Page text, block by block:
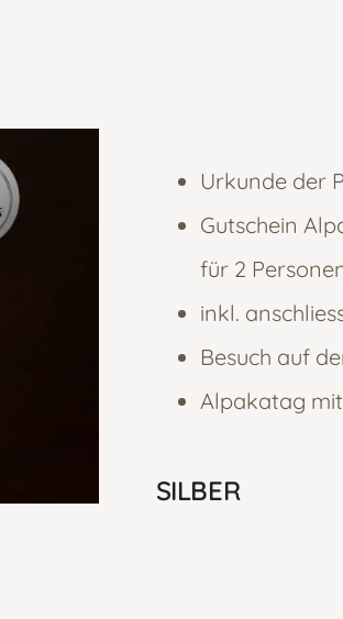
Urkunde der
Gutschein
für 2
inkl.
Besuch auf
Alpakatag
SILBER